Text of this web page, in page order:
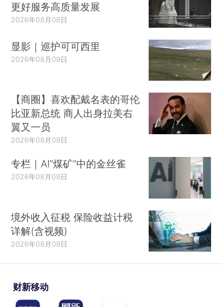
更好服务高质量发展
2026年08月08日
显影｜巡护可可西里
2026年08月09日
【商圈】喜欢配戴名表的哥伦
比亚新总统 商人出身拉美右
翼又一员
2026年08月09日
专栏｜AI“煤矿”中的金丝雀
2026年08月09日
境外收入征税 保险收益计税
详解(含视频)
2026年08月09日
财新移动